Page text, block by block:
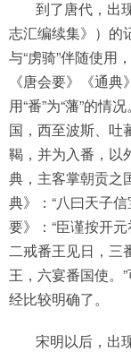
到了唐代，出
志汇编续集》）的
与“虏骑”伴随使用
《唐会要》《通
用“番”为“藩”的情
国，西至波斯、吐
鞨，并为入番，以
典，主客掌朝贡之
典》：“八曰天子
要》：“臣谨按开
二戒番王见日，三
王，六宴番国使。
经比较明确了。
宋明以后，出